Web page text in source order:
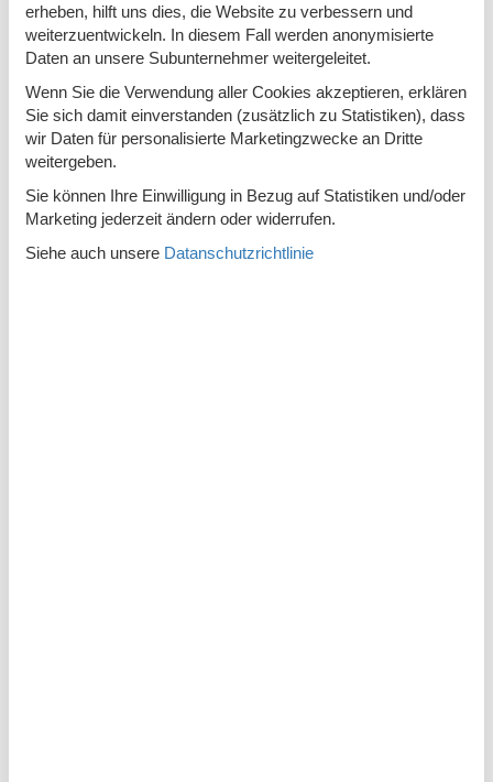
Was ihr von einemUrlaub in Balvanderwarten könnt?
Entflieht dem stressigen Alltag und genießt die entspannte
Atmosphäre an wahrscheinlich Dänemarks schönstem
Sandstrand.
Blavand ist einer derTop 10 Urlaubsorte Dänemarks für
unsere Ferienhauskunden. Die Region gilt als besonders
gastfreundlich und ist bei Familien, Pärchen und Urlaubern
Blog erfahrt ihr die Top-Aktivitäten, die ihr in Blavand machen
könnt.
erheben, hilft uns dies, die Website zu verbessern und
weiterzuentwickeln. In diesem Fall werden anonymisierte
Daten an unsere Subunternehmer weitergeleitet.
Wenn Sie die Verwendung aller Cookies akzeptieren, erklären
Sie sich damit einverstanden (zusätzlich zu Statistiken), dass
wir Daten für personalisierte Marketingzwecke an Dritte
weitergeben.
Sie können Ihre Einwilligung in Bezug auf Statistiken und/oder
Marketing jederzeit ändern oder widerrufen.
Siehe auch unsere Datanschutzrichtlinie